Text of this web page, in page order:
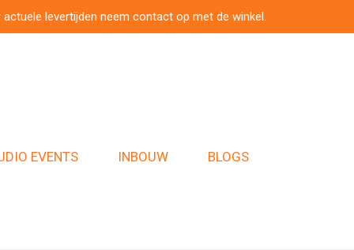
levertijden neem contact op met de winkel.
EVENTS INBOUW BLOGS